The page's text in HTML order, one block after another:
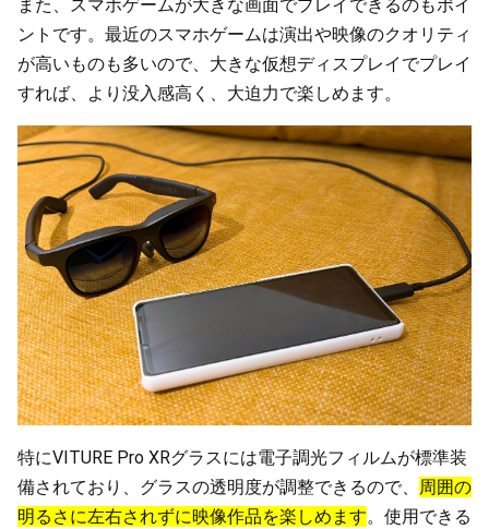
また、スマホゲームが大きな画面でプレイできるのもポイ
ントです。最近のスマホゲームは演出や映像のクオリティ
が高いものも多いので、大きな仮想ディスプレイでプレイ
すれば、より没入感高く、大迫力で楽しめます。
特にVITURE Pro XRグラスには電子調光フィルムが標準装
備されており、グラスの透明度が調整できるので、 周囲の
明るさに左右されずに映像作品を楽しめます。使用できる